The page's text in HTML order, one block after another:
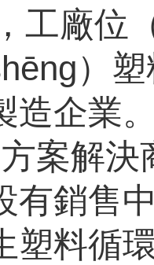
工廠位
）
造企業
方案解
有銷售
塑料循